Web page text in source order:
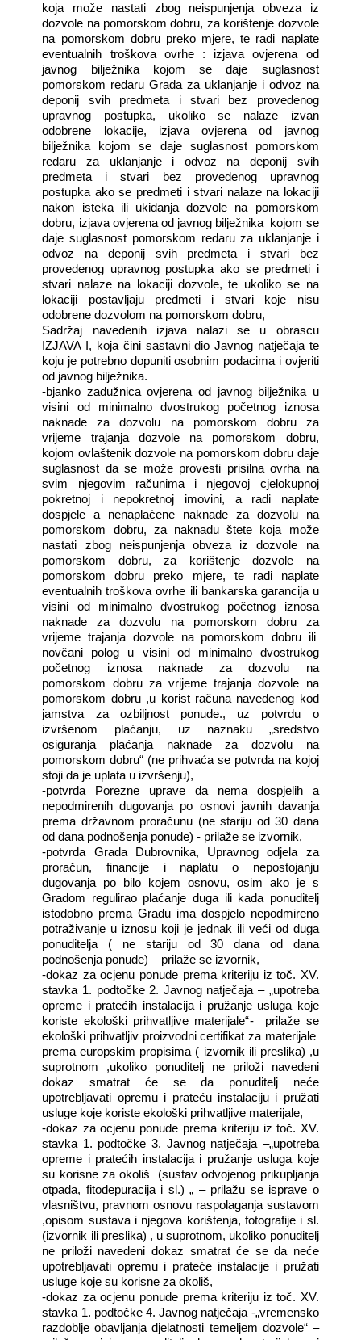
koja može nastati zbog neispunjenja obveza iz
dozvole na pomorskom dobru, za korištenje dozvole
na pomorskom dobru preko mjere, te radi naplate
eventualnih troškova ovrhe : izjava ovjerena od
javnog bilježnika kojom se daje suglasnost
pomorskom redaru Grada za uklanjanje i odvoz na
deponij svih predmeta i stvari bez provedenog
upravnog postupka, ukoliko se nalaze izvan
odobrene lokacije, izjava ovjerena od javnog
bilježnika kojom se daje suglasnost pomorskom
redaru za uklanjanje i odvoz na deponij svih
predmeta i stvari bez provedenog upravnog
postupka ako se predmeti i stvari nalaze na lokaciji
nakon isteka ili ukidanja dozvole na pomorskom
dobru, izjava ovjerena od javnog bilježnika
kojom se
daje suglasnost pomorskom redaru za uklanjanje i
odvoz na deponij svih predmeta i stvari bez
provedenog upravnog postupka ako se predmeti i
stvari nalaze na lokaciji dozvole, te ukoliko se na
lokaciji postavljaju predmeti i stvari koje nisu
odobrene dozvolom na pomorskom dobru,
Sadržaj navedenih izjava nalazi se u obrascu
IZJAVA I, koja čini sastavni dio Javnog natječaja te
koju je potrebno dopuniti osobnim podacima i ovjeriti
od javnog bilježnika.
-bjanko zadužnica ovjerena od javnog bilježnika u
visini od minimalno dvostrukog početnog iznosa
naknade za dozvolu na pomorskom dobru za
vrijeme trajanja dozvole na pomorskom dobru,
kojom ovlaštenik dozvole na pomorskom dobru daje
suglasnost da se može provesti prisilna ovrha na
svim njegovim računima i njegovoj cjelokupnoj
pokretnoj i nepokretnoj imovini, a radi naplate
dospjele a nenaplaćene naknade za dozvolu na
pomorskom dobru, za naknadu štete koja može
nastati zbog neispunjenja obveza iz dozvole na
pomorskom dobru, za korištenje dozvole na
pomorskom dobru preko mjere, te radi naplate
eventualnih troškova ovrhe ili bankarska garancija u
visini od minimalno dvostrukog početnog iznosa
naknade za dozvolu na pomorskom dobru za
vrijeme trajanja dozvole na pomorskom dobru ili
novčani polog u visini od minimalno dvostrukog
početnog iznosa naknade za dozvolu na
pomorskom dobru za vrijeme trajanja dozvole na
pomorskom dobru ,u korist računa navedenog kod
jamstva za ozbiljnost ponude., uz potvrdu o
izvršenom plaćanju, uz naznaku „sredstvo
osiguranja plaćanja naknade za dozvolu na
pomorskom dobru“ (ne prihvaća se potvrda na kojoj
stoji da je uplata u izvršenju),
-potvrda Porezne uprave da nema dospjelih a
nepodmirenih dugovanja po osnovi javnih davanja
prema državnom proračunu (ne stariju od 30 dana
od dana podnošenja ponude) - prilaže se izvornik,
-potvrda Grada Dubrovnika, Upravnog odjela za
proračun, financije i naplatu o nepostojanju
dugovanja po bilo kojem osnovu, osim ako je s
Gradom regulirao plaćanje duga ili kada ponuditelj
istodobno prema Gradu ima dospjelo nepodmireno
potraživanje u iznosu koji je jednak ili veći od duga
ponuditelja ( ne stariju od 30 dana od dana
podnošenja ponude) – prilaže se izvornik,
-dokaz za ocjenu ponude prema kriteriju iz toč. XV.
stavka 1. podtočke 2. Javnog natječaja – „upotreba
opreme i pratećih instalacija i pružanje usluga koje
koriste ekološki prihvatljive materijale“-
prilaže se
ekološki prihvatljiv proizvodni certifikat za materijale
prema europskim propisima ( izvornik ili preslika) ,u
suprotnom ,ukoliko ponuditelj ne priloži navedeni
dokaz smatrat će se da ponuditelj neće
upotrebljavati opremu i prateću instalaciju i pružati
usluge koje koriste ekološki prihvatljive materijale,
-dokaz za ocjenu ponude prema kriteriju iz toč. XV.
stavka 1. podtočke 3. Javnog natječaja –„upotreba
opreme i pratećih instalacija i pružanje usluga koje
su korisne za okoliš
(sustav odvojenog prikupljanja
otpada, fitodepuracija i sl.) „ – prilažu se isprave o
vlasništvu, pravnom osnovu raspolaganja sustavom
,opisom sustava i njegova korištenja, fotografije i sl.
(izvornik ili preslika) , u suprotnom, ukoliko ponuditelj
ne priloži navedeni dokaz smatrat će se da neće
upotrebljavati opremu i prateće instalacije i pružati
usluge koje su korisne za okoliš,
-dokaz za ocjenu ponude prema kriteriju iz toč. XV.
stavka 1. podtočke 4. Javnog natječaja -„vremensko
razdoblje obavljanja djelatnosti temeljem dozvole“ –